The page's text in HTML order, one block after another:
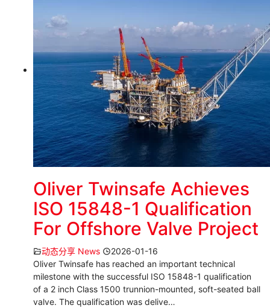
Oliver Twinsafe Achieves
ISO 15848-1 Qualification
For Offshore Valve Project
动态分享 News
2026-01-16
Oliver Twinsafe has reached an important technical
milestone with the successful ISO 15848-1 qualification
of a 2 inch Class 1500 trunnion-mounted, soft-seated ball
valve. The qualification was delive…